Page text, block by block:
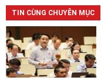
TIN CÙNG CHUYÊN MỤC